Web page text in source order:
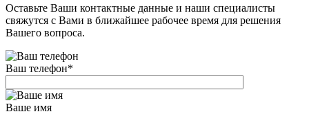
Оставьте Ваши контактные данные и наши специалисты
свяжутся с Вами в ближайшее рабочее время для решения
Вашего вопроса.
Ваш телефон*
Ваше имя